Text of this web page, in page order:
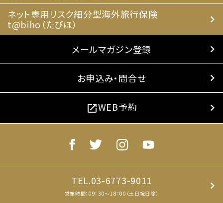
ネット専用リスク細分型海外旅行保険
t@biho（たびほ）
メールマガジン登録
お申込み・問合せ
open_in_newWEB予約
TEL.03-6773-9011
営業時間：09：30～18：00（土日祝日除）